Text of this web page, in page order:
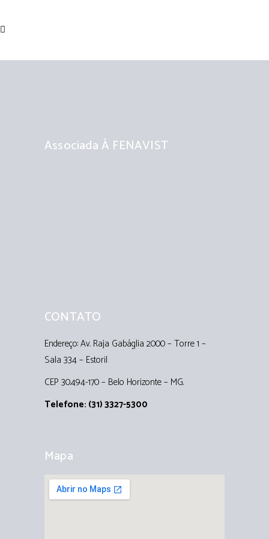
Associada À FENAVIST
CONTATO
Endereço: Av. Raja Gabáglia 2000 – Torre 1 –
Sala 334 – Estoril
CEP 30.494-170 – Belo Horizonte – MG.
Telefone: (31) 3327-5300
Mapa